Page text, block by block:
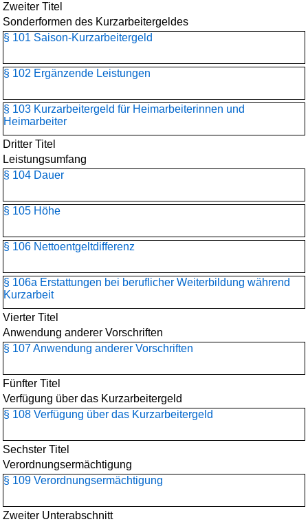
Zweiter Titel
Sonderformen des Kurzarbeitergeldes
§ 101 Saison-Kurzarbeitergeld
§ 102 Ergänzende Leistungen
§ 103 Kurzarbeitergeld für Heimarbeiterinnen und
Heimarbeiter
Dritter Titel
Leistungsumfang
§ 104 Dauer
§ 105 Höhe
§ 106 Nettoentgeltdifferenz
§ 106a Erstattungen bei beruflicher Weiterbildung während
Kurzarbeit
Vierter Titel
Anwendung anderer Vorschriften
§ 107 Anwendung anderer Vorschriften
Fünfter Titel
Verfügung über das Kurzarbeitergeld
§ 108 Verfügung über das Kurzarbeitergeld
Sechster Titel
Verordnungsermächtigung
§ 109 Verordnungsermächtigung
Zweiter Unterabschnitt